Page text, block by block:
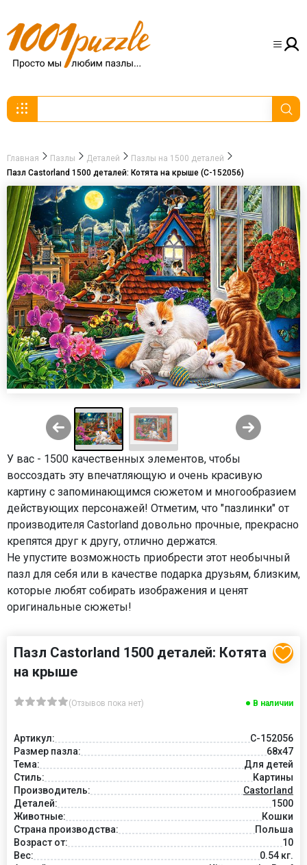
Главная Пазлы Деталей
Пазлы на 1500 деталей
Пазл Castorland 1500 деталей: Котята на крыше (C-152056)
У вас - 1500 качественных элементов, чтобы
воссоздать эту впечатляющую и очень красивую
картину с запоминающимся сюжетом и многообразием
действующих персонажей! Отметим, что "пазлинки" от
производителя Castorland довольно прочные, прекрасно
крепятся друг к другу, отлично держатся.
Не упустите возможность приобрести этот необычный
пазл для себя или в качестве подарка друзьям, близким,
которые любят собирать изображения и ценят
оригинальные сюжеты!
Пазл Castorland 1500 деталей: Котята
на крыше
(Отзывов пока нет) В наличии
Артикул:
C-152056
Размер пазла:
68x47
Тема:
Для детей
Стиль:
Картины
Производитель:
Castorland
Деталей:
1500
Животные:
Кошки
Страна производства:
Польша
Возраст от:
10
Вес:
0.54 кг.